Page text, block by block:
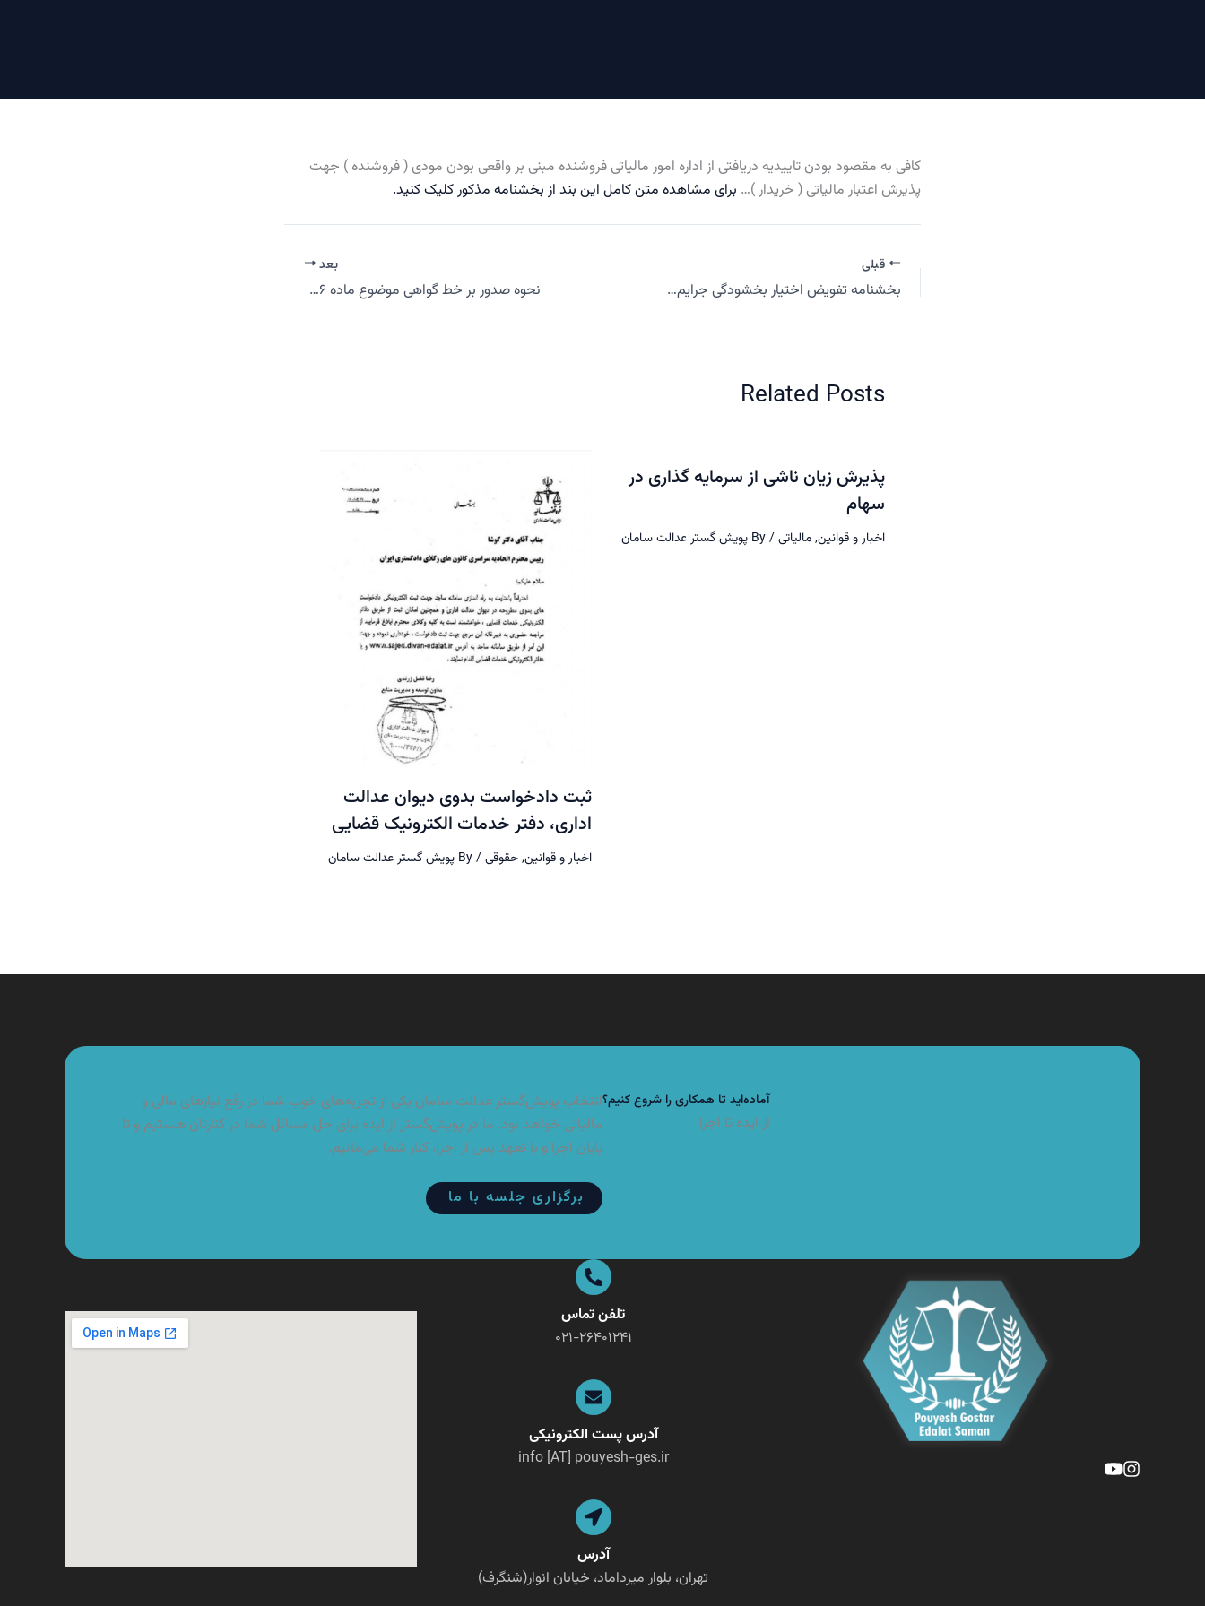
کافی به مقصود بودن تاییدیه دریافتی از اداره امور مالیاتی فروشنده مبنی بر واقعی بودن مودی ( فروشنده ) جهت
پذیرش اعتبار مالیاتی ( خریدار )… برای مشاهده متن کامل این بند از بخشنامه مذکور کلیک کنید.
قبلی
بخشنامه تفویض اختیار بخشودگی جرایم مالیات و عوارض قابل بخشش بمناسبت نیمه شعبان تا پایان سال جاری
بعد
نحوه صدور بر خط گواهی موضوع ماده ۱۸۶ ق.م.م. برای مودیان دارای بدهی مالیاتی
Related Posts
پذیرش زیان ناشی از سرمایه گذاری در
سهام
اخبار و قوانین,مالیاتی/ By پویش گستر عدالت سامان
ثبت دادخواست بدوی دیوان عدالت
اداری، دفتر خدمات الکترونیک قضایی
اخبار و قوانین,حقوقی/ By پویش گستر عدالت سامان
آماده‌اید تا همکاری را شروع کنیم؟
از ایده تا اجرا
انتخاب پویش‌گستر عدالت سامان یکی از تجربه‌های خوب شما در رفع نیازهای مالی و
مالیاتی خواهد بود. ما در پویش‌گستر از ایده برای حل مسائل شما در کنارتان هستیم و تا
پایان اجرا و با تعهد پس از اجرا، کنار شما می‌مانیم.
برگزاری جلسه با ما
تلفن تماس
۰۲۱-۲۶۴۰۱۲۴۱
آدرس پست الکترونیکی
info [AT] pouyesh-ges.ir
آدرس
تهران، بلوار میرداماد، خیابان انوار(شنگرف)